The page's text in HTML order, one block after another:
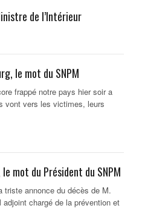
de l’Intérieur
le mot du SNPM
frappé notre pays hier soir a
vont vers les victimes, leurs
mot du Président du SNPM
triste annonce du décès de M.
chargé de la prévention et